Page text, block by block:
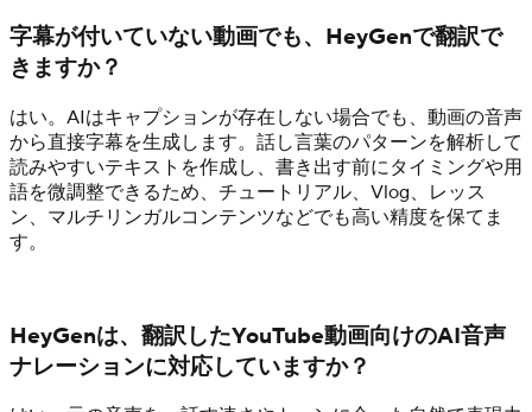
字幕が付いていない動画でも、HeyGenで翻訳で
きますか？
はい。AIはキャプションが存在しない場合でも、動画の音声
から直接字幕を生成します。話し言葉のパターンを解析して
読みやすいテキストを作成し、書き出す前にタイミングや用
語を微調整できるため、チュートリアル、Vlog、レッス
ン、マルチリンガルコンテンツなどでも高い精度を保てま
す。
HeyGenは、翻訳したYouTube動画向けのAI音声
ナレーションに対応していますか？